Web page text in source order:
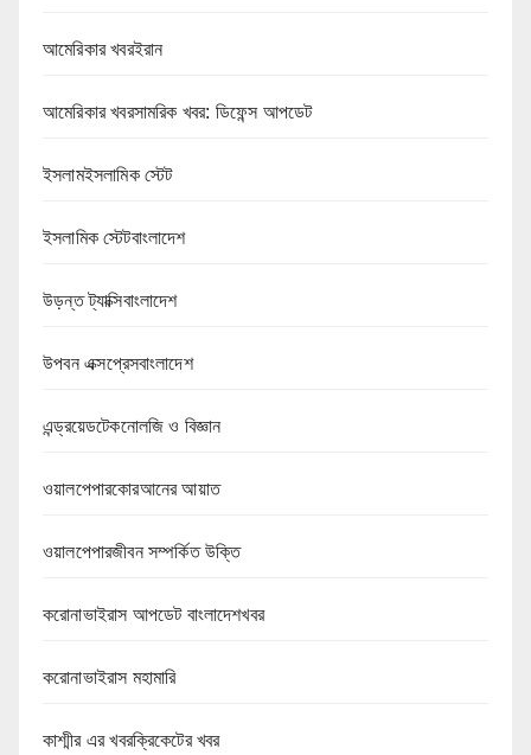
আমেরিকার খবরইরান
আমেরিকার খবরসামরিক খবর: ডিফেন্স আপডেট
ইসলামইসলামিক স্টেট
ইসলামিক স্টেটবাংলাদেশ
উড়ন্ত ট্যাক্সিবাংলাদেশ
উপবন এক্সপ্রেসবাংলাদেশ
এন্ড্রয়েডটেকনোলজি ও বিজ্ঞান
ওয়ালপেপারকোরআনের আয়াত
ওয়ালপেপারজীবন সম্পর্কিত উক্তি
করোনাভাইরাস আপডেট বাংলাদেশখবর
করোনাভাইরাস মহামারি
কাশ্মীর এর খবরক্রিকেটের খবর